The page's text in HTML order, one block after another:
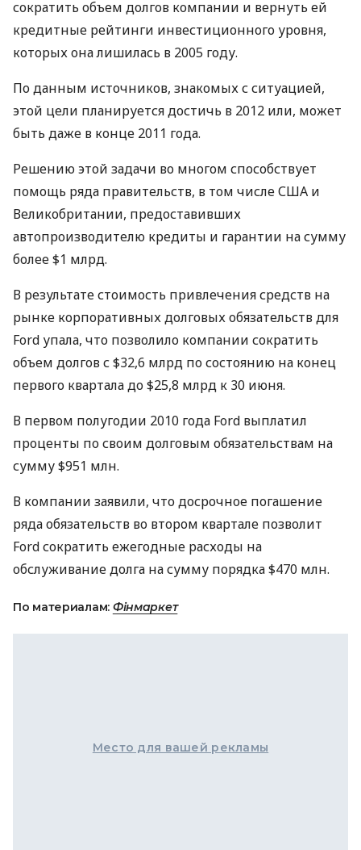
сократить объем долгов компании и вернуть ей
кредитные рейтинги инвестиционного уровня,
которых она лишилась в 2005 году.
По данным источников, знакомых с ситуацией,
этой цели планируется достичь в 2012 или, может
быть даже в конце 2011 года.
Решению этой задачи во многом способствует
помощь ряда правительств, в том числе США и
Великобритании, предоставивших
автопроизводителю кредиты и гарантии на сумму
более $1 млрд.
В результате стоимость привлечения средств на
рынке корпоративных долговых обязательств для
Ford упала, что позволило компании сократить
объем долгов с $32,6 млрд по состоянию на конец
первого квартала до $25,8 млрд к 30 июня.
В первом полугодии 2010 года Ford выплатил
проценты по своим долговым обязательствам на
сумму $951 млн.
В компании заявили, что досрочное погашение
ряда обязательств во втором квартале позволит
Ford сократить ежегодные расходы на
обслуживание долга на сумму порядка $470 млн.
По материалам: Фінмаркет
Место для вашей рекламы